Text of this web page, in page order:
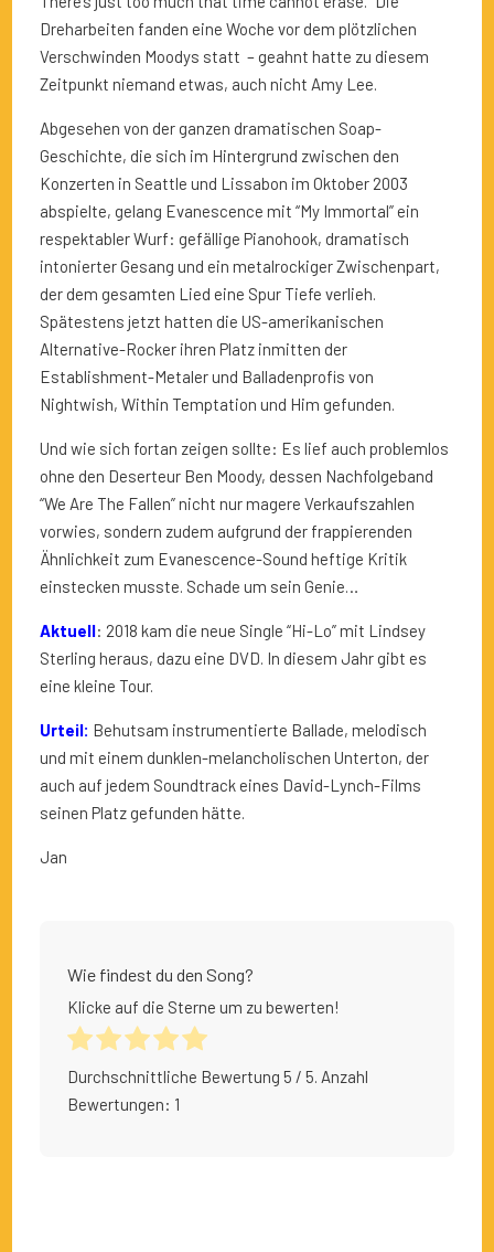
Dreharbeiten fanden eine Woche vor dem plötzlichen
Verschwinden Moodys statt – geahnt hatte zu diesem
Zeitpunkt niemand etwas, auch nicht Amy Lee.
Abgesehen von der ganzen dramatischen Soap-
Geschichte, die sich im Hintergrund zwischen den
Konzerten in Seattle und Lissabon im Oktober 2003
abspielte, gelang Evanescence mit “My Immortal” ein
respektabler Wurf: gefällige Pianohook, dramatisch
intonierter Gesang und ein metalrockiger Zwischenpart,
der dem gesamten Lied eine Spur Tiefe verlieh.
Spätestens jetzt hatten die US-amerikanischen
Alternative-Rocker ihren Platz inmitten der
Establishment-Metaler und Balladenprofis von
Nightwish, Within Temptation und Him gefunden.
Und wie sich fortan zeigen sollte: Es lief auch problemlos
ohne den Deserteur Ben Moody, dessen Nachfolgeband
“We Are The Fallen” nicht nur magere Verkaufszahlen
vorwies, sondern zudem aufgrund der frappierenden
Ähnlichkeit zum Evanescence-Sound heftige Kritik
einstecken musste. Schade um sein Genie…
Aktuell: 2018 kam die neue Single “Hi-Lo” mit Lindsey
Sterling heraus, dazu eine DVD. In diesem Jahr gibt es
eine kleine Tour.
Urteil: Behutsam instrumentierte Ballade, melodisch
und mit einem dunklen-melancholischen Unterton, der
auch auf jedem Soundtrack eines David-Lynch-Films
seinen Platz gefunden hätte.
Jan
Wie findest du den Song?
Klicke auf die Sterne um zu bewerten!
Durchschnittliche Bewertung5 / 5. Anzahl
Bewertungen: 1